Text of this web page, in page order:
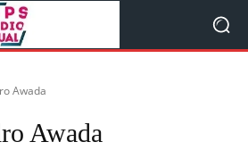
Awada
Awada